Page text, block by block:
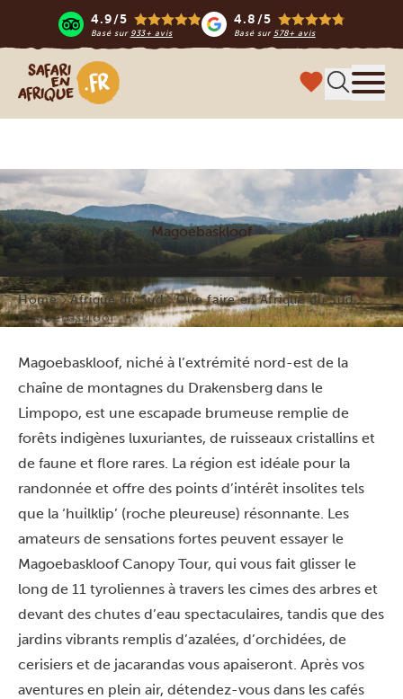
4.9/5
Basé sur 933+ avis
4.8/5
Basé sur 578+ avis
Safari en Afrique
Magoebaskloof
Home Afrique du Sud
Que faire en Afrique du Sud
Magoebaskloof
Magoebaskloof, niché à l’extrémité nord-est de la
chaîne de montagnes du Drakensberg dans le
Limpopo, est une escapade brumeuse remplie de
forêts indigènes luxuriantes, de ruisseaux cristallins et
de faune et flore rares. La région est idéale pour la
randonnée et offre des points d’intérêt insolites tels
que la ‘huilklip’ (roche pleureuse) résonnante. Les
amateurs de sensations fortes peuvent essayer le
Magoebaskloof Canopy Tour, qui vous fait glisser le
long de 11 tyroliennes à travers les cimes des arbres et
devant des chutes d’eau spectaculaires, tandis que des
jardins vibrants remplis d’azalées, d’orchidées, de
cerisiers et de jacarandas vous apaiseront. Après vos
aventures en plein air, détendez-vous dans les cafés